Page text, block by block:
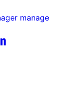
manage